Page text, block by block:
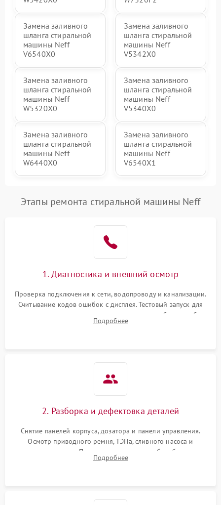
Замена заливного
шланга стиральной
машины Neff
V6540X0
Замена заливного
шланга стиральной
машины Neff
V5342X0
Замена заливного
шланга стиральной
машины Neff
W5320X0
Замена заливного
шланга стиральной
машины Neff
V5340X0
Замена заливного
шланга стиральной
машины Neff
W6440X0
Замена заливного
шланга стиральной
машины Neff
V6540X1
Этапы ремонта стиральной машины Neff
1. Диагностика и внешний осмотр
Проверка подключения к сети, водопроводу и канализации.
Считывание кодов ошибок с дисплея. Тестовый запуск для
выявления посторонних шумов, протечек или сбоев в работе
электронного модуля управления.
Подробнее
2. Разборка и дефектовка деталей
Снятие панелей корпуса, дозатора и панели управления.
Осмотр приводного ремня, ТЭНа, сливного насоса и
амортизаторов. Проверка подшипников барабана и
крестовины на износ, а манжеты люка на разрывы.
Подробнее